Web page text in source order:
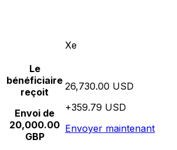
Xe
Le
bénéficiaire
reçoit
Envoi de
20,000.00
GBP
26,730.00 USD
+359.79 USD
Envoyer maintenant